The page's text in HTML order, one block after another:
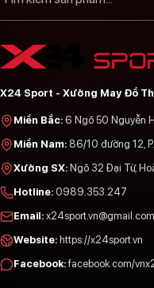
X24 Sport - Xưởng May Đồ
Miền Bắc: 6 Ngõ 50 Nguyễn
Miền Nam: 86/10 đường 12,
Xưởng SX: Ngõ 32 Đại Từ,
Hotline: 0989.353.247
Email: x24sport.vn@gmail.com
Website: https://x24sport.vn
Facebook: facebook.com/